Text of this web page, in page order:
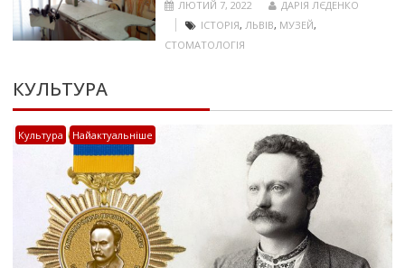
ЛЮТИЙ 7, 2022
ДАРІЯ ЛЄДЕНКО
ІСТОРІЯ, ЛЬВІВ, МУЗЕЙ,
СТОМАТОЛОГІЯ
КУЛЬТУРА
Культура Найактуальніше